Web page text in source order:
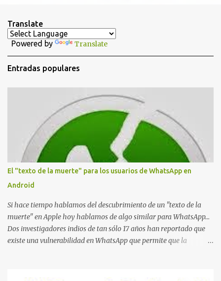
a
r
o
s
Translate
Powered by Translate
Entradas populares
El "texto de la muerte" para los usuarios de WhatsApp en
Android
Si hace tiempo hablamos del descubrimiento de un "texto de la
muerte" en Apple hoy hablamos de algo similar para WhatsApp...
Dos investigadores indios de tan sólo 17 años han reportado que
existe una vulnerabilidad en WhatsApp que permite que la
La vulnerabilidad ha sido probada y funciona correctamente en la